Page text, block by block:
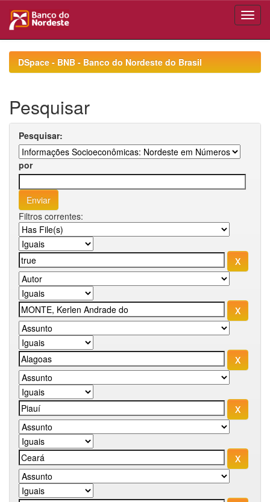
navigationDSpace - BNB - Banco do Nordeste do Brasil
Pesquisar
Pesquisar:
por
Filtros correntes: